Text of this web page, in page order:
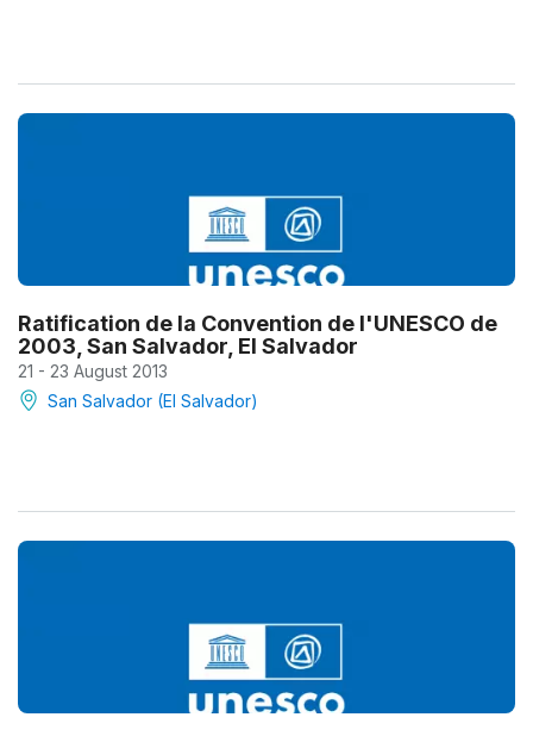
Ratification de la Convention de l'UNESCO de
2003, San Salvador, El Salvador
21 - 23 August 2013
San Salvador (El Salvador)